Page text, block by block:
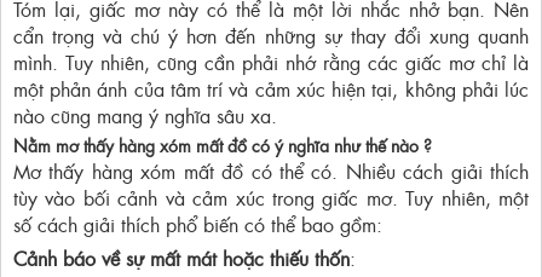
Tóm lại, giấc mơ này có thể là một lời nhắc nhở bạn. Nên
cẩn trọng và chú ý hơn đến những sự thay đổi xung quanh
mình. Tuy nhiên, cũng cần phải nhớ rằng các giấc mơ chỉ là
một phản ánh của tâm trí và cảm xúc hiện tại, không phải lúc
nào cũng mang ý nghĩa sâu xa.
Nằm mơ thấy hàng xóm mất đồ có ý nghĩa như thế nào ?
Mơ thấy hàng xóm mất đồ có thể có. Nhiều cách giải thích
tùy vào bối cảnh và cảm xúc trong giấc mơ. Tuy nhiên, một
số cách giải thích phổ biến có thể bao gồm:
Cảnh báo về sự mất mát hoặc thiếu thốn: